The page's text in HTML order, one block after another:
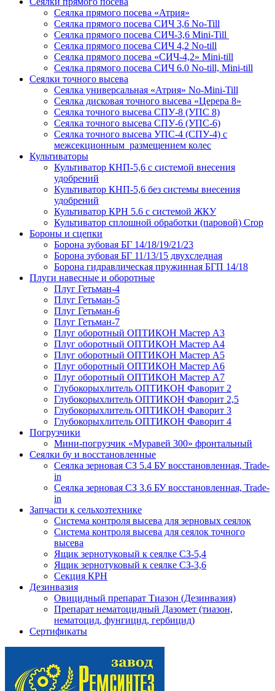
Сеялка прямого посева «Атрия»
Сеялка прямого посева СИЧ 3,6 No-Till
Сеялка прямого посева СИЧ-3,6 Mini-Till
Сеялка прямого посева СИЧ 4,2 No-till
Сеялка прямого посева «СИЧ-4,2» Mini-till
Сеялка прямого посева СИЧ 6.0 No-till, Mini-till
Сеялки точного высева
Сеялка универсальная «Атрия» No-Mini-Till
Сеялка дисковая точного высева «Церера 8»
Сеялка точного высева СПУ-8 (УПС 8)
Сеялка точного высева СПУ-6 (УПС-6)
Сеялка точного высева УПС-4 (СПУ-4) с
межсекционным размещением колес
Культиваторы
Культиватор КНП-5,6 с системой внесения
удобрений
Культиватор КНП-5,6 без системы внесения
удобрений
Культиватор КРН 5.6 с системой ЖКУ
Культиватор сплошной обработки (паровой) Crop
Бороны и сцепки
Борона зубовая БГ 14/18/19/21/23
Борона зубовая БГ 11/13/15 двухследная
Борона гидравлическая пружинная БГП 14/18
Плуги навесные и оборотные
Плуг Гетьман-4
Плуг Гетьман-5
Плуг Гетьман-6
Плуг Гетьман-7
Плуг оборотный ОПТИКОН Мастер А3
Плуг оборотный ОПТИКОН Мастер А4
Плуг оборотный ОПТИКОН Мастер А5
Плуг оборотный ОПТИКОН Мастер А6
Плуг оборотный ОПТИКОН Мастер А7
Глубокорыхлитель ОПТИКОН Фаворит 2
Глубокорыхлитель ОПТИКОН Фаворит 2,5
Глубокорыхлитель ОПТИКОН Фаворит 3
Глубокорыхлитель ОПТИКОН Фаворит 4
Погрузчики
Мини-погрузчик «Муравей 300» фронтальный
Сеялки бу и восстановленные
Сеялка зерновая СЗ 5.4 БУ восстановленная, Trade-
in
Сеялка зерновая СЗ 3.6 БУ восстановленная, Trade-
in
Запчасти к сельхозтехнике
Система контроля высева для зерновых сеялок
Система контроля высева для сеялок точного
высева
Ящик зернотуковый к сеялке СЗ-5,4
Ящик зернотуковый к сеялке СЗ-3,6
Секция КРН
Дезинвазия
Овицидный препарат Тиазон (Дезинвазия)
Препарат нематоцидный Дазомет (тиазон,
нематоцид, фунгицид, гербицид)
Сертификаты